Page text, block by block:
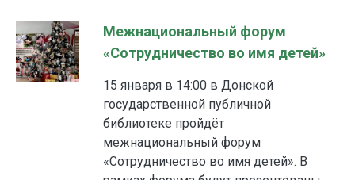
Межнациональный форум
«Сотрудничество во имя детей»
15 января в 14:00 в Донской
государственной публичной
библиотеке пройдёт
межнациональный форум
«Сотрудничество во имя детей». В